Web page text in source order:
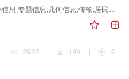
，提出了一个新的算法。该算法采
(1)根据基本选取法则确保点数的正
据一个点与其周围点重要性程度的比
几何信息能正确传输。该算法的缺
图上符号的压盖和重叠。
息;几何信息;传输;居民地;符号化;点数;地图
2922
| 194 | 0